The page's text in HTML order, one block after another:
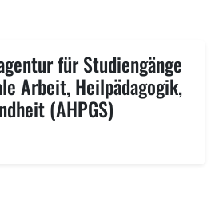
für Studiengänge
Arbeit, Heilpädagogik,
(AHPGS)